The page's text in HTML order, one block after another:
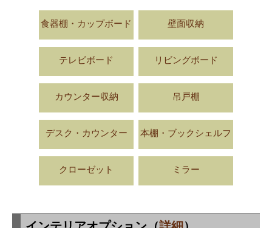
食器棚・カップボード 壁面収納
テレビボード リビングボード
カウンター収納 吊戸棚
デスク・カウンター 本棚・ブックシェルフ
クローゼット ミラー